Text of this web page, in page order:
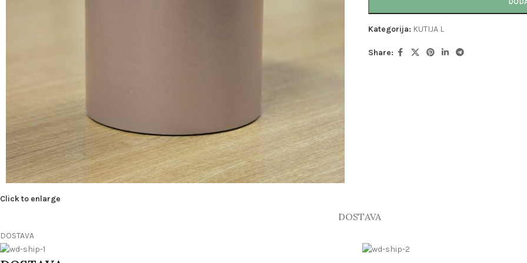
Click to enlarge
Kategorija: KUTIJA L
Share:
DOSTAVA
DOSTAVA